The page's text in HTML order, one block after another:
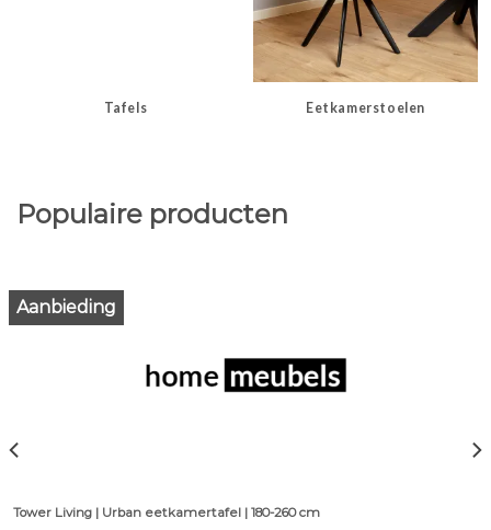
Tafels Eetkamerstoelen
Populaire producten
Aanbieding
Tower Living | Urban eetkamertafel | 180-260 cm